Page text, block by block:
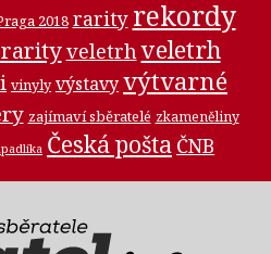
2018 rarity rekordy
rarityveletrhveletrh
vinyly výstavyvýtvarné
zajímaví sběratelé zkameněliny
Česká pošta ČNB